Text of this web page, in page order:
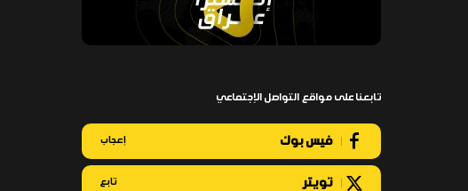
تابعنا على مواقع التواصل الإجتماعي
فيس بوك إعجاب
تويتر تابع